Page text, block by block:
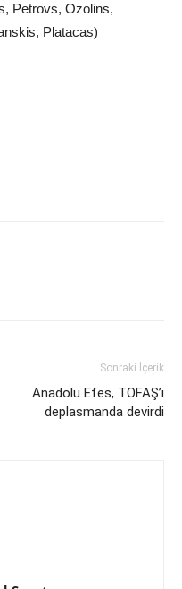
Petrovs, Ozolins,
Platacas)
Sonraki İçerik
Anadolu Efes, TOFAŞ’ı
deplasmanda devirdi